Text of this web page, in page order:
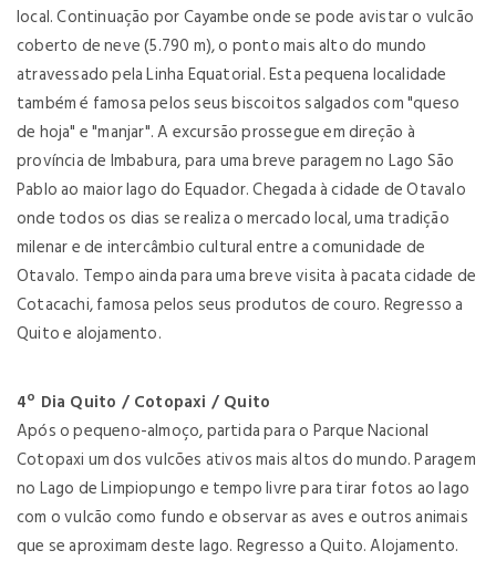
local. Continuação por Cayambe onde se pode avistar o vulcão
coberto de neve (5.790 m), o ponto mais alto do mundo
atravessado pela Linha Equatorial. Esta pequena localidade
também é famosa pelos seus biscoitos salgados com "queso
de hoja" e "manjar". A excursão prossegue em direção à
província de Imbabura, para uma breve paragem no Lago São
Pablo ao maior lago do Equador. Chegada à cidade de Otavalo
onde todos os dias se realiza o mercado local, uma tradição
milenar e de intercâmbio cultural entre a comunidade de
Otavalo. Tempo ainda para uma breve visita à pacata cidade de
Cotacachi, famosa pelos seus produtos de couro. Regresso a
Quito e alojamento.
4º Dia Quito / Cotopaxi / Quito
Após o pequeno-almoço, partida para o Parque Nacional
Cotopaxi um dos vulcões ativos mais altos do mundo. Paragem
no Lago de Limpiopungo e tempo livre para tirar fotos ao lago
com o vulcão como fundo e observar as aves e outros animais
que se aproximam deste lago. Regresso a Quito. Alojamento.